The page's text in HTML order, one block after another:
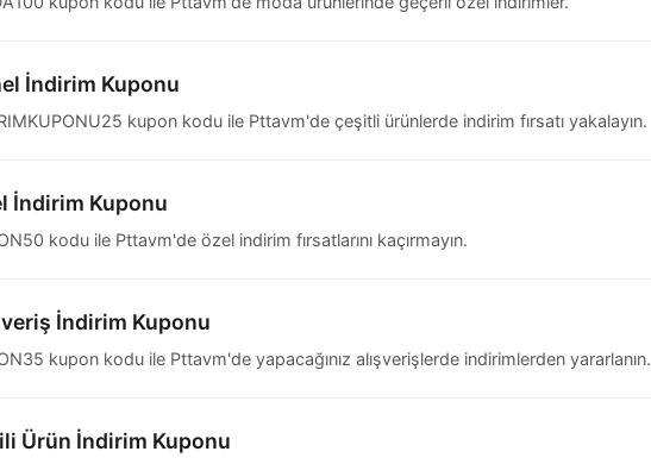
İndirim Kuponu
kupon kodu ile Pttavm'de çeşitli ürünlerde indirim fırsatı yakalayın.
İndirim Kuponu
kodu ile Pttavm'de özel indirim fırsatlarını kaçırmayın.
İndirim Kuponu
kupon kodu ile Pttavm'de yapacağınız alışverişlerde indirimlerden yararlanın.
Ürün İndirim Kuponu